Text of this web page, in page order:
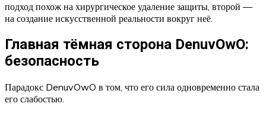
подход похож на хирургическое удаление защиты, второй —
на создание искусственной реальности вокруг неё.
Главная тёмная сторона DenuvOwO:
безопасность
Парадокс DenuvOwO в том, что его сила одновременно стала
его слабостью.